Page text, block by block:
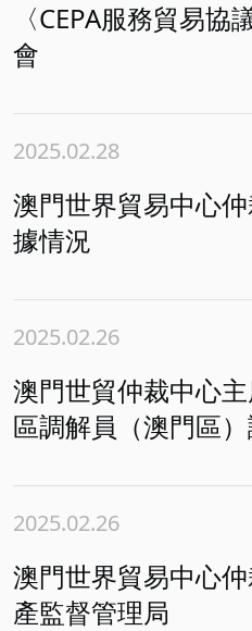
〈CEPA服務貿易
會
2025.02.28
澳門世界貿易中心
據情況
2025.02.26
澳門世貿仲裁中心
區調解員（澳門區
2025.02.26
澳門世界貿易中心
產監督管理局